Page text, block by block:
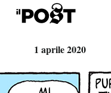
1 aprile 2020